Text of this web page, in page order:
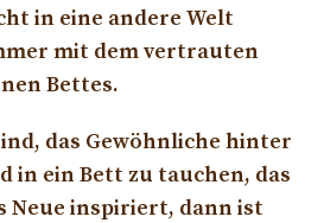
in eine andere Welt
mit dem vertrauten
Bettes.
das Gewöhnliche hinter
in ein Bett zu tauchen, das
Neue inspiriert, dann ist